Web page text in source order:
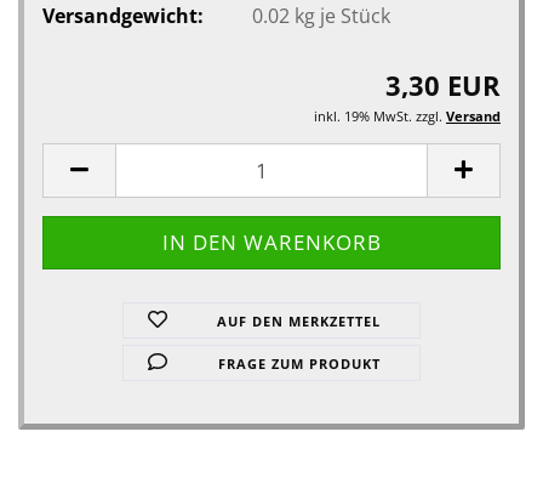
Versandgewicht:
0.02kg je Stück
3,30 EUR
inkl. 19% MwSt. zzgl. Versand
AUF DEN MERKZETTEL
FRAGE ZUM PRODUKT